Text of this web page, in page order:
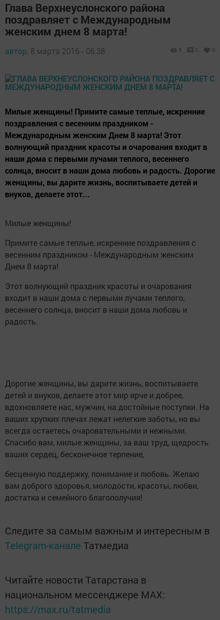
Глава Верхнеуслонского района
поздравляет с Международным
женским днем 8 марта!
автор, 8 марта 2016 - 06:38 5 0 0
Милые женщины! Примите самые теплые, искренние
поздравления с весенним праздником -
Международным женским Днем 8 марта! Этот
волнующий праздник красоты и очарования входит в
наши дома с первыми лучами теплого, весеннего
солнца, вносит в наши дома любовь и радость. Дорогие
женщины, вы дарите жизнь, воспитываете детей и
внуков, делаете этот...
Милые женщины!
Примите самые теплые, искренние поздравления с
весенним праздником - Международным женским
Днем 8 марта!
Этот волнующий праздник красоты и очарования
входит в наши дома с первыми лучами теплого,
весеннего солнца, вносит в наши дома любовь и
радость.
Дорогие женщины, вы дарите жизнь, воспитываете
детей и внуков, делаете этот мир ярче и добрее,
вдохновляете нас, мужчин, на достойные поступки. На
ваших хрупких плечах лежат нелегкие заботы, но вы
всегда остаетесь очаровательными и нежными.
Спасибо вам, милые женщины, за ваш труд, щедрость
ваших сердец, бесконечное терпение,
бесценную поддержку, понимание и любовь. Желаю
вам доброго здоровья, молодости, красоты, любви,
достатка и семейного благополучия!
Следите за самым важным и интересным в
Telegram-канале Татмедиа
Читайте новости Татарстана в
национальном мессенджере MАХ:
https://max.ru/tatmedia